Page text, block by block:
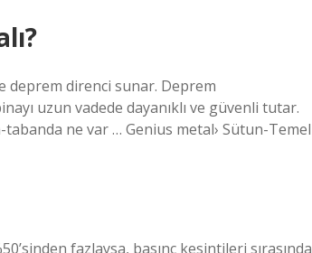
deprem direnci sunar. Deprem
uzun vadede dayanıklı ve güvenli tutar.
ne var … Genius metal› Sütun-Temel
fazlaysa, basınç kesintileri sırasında